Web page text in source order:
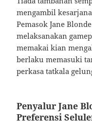
mengambil
Pemasok Jane
melaksanakan
memakai kian
berlaku memasuki
perkasa tatkala
Penyalur Jane
Preferensi